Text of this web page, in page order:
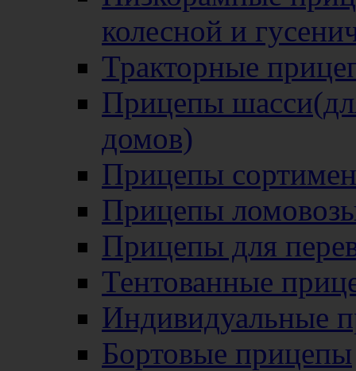
колесной и
Тракторные
Прицепы
домов)
Прицепы
Прицепы
Прицепы для
Тентованные
Индивидуальные
Бортовые прицепы